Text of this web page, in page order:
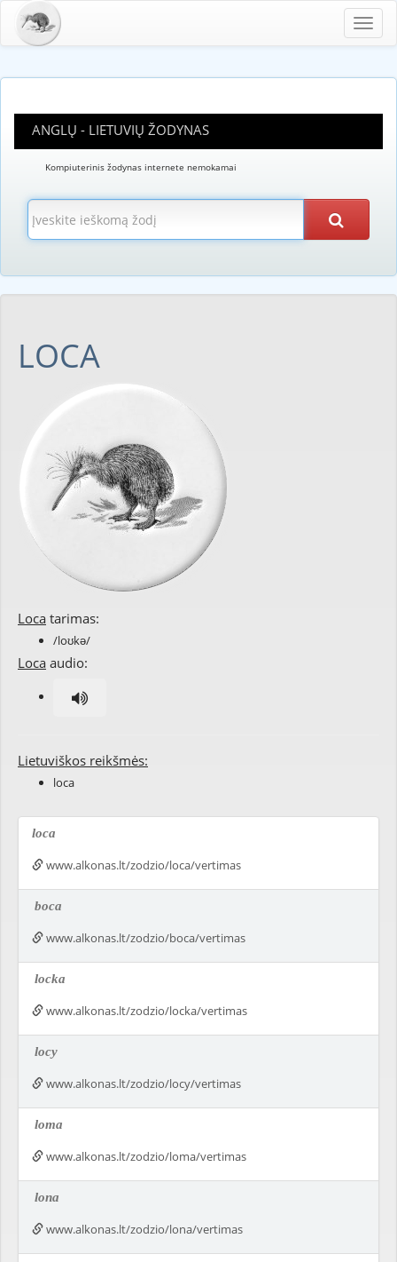
ANGLŲ - LIETUVIŲ ŽODYNAS
Kompiuterinis žodynas internete nemokamai
LOCA
Loca tarimas:
/loʊkə/
Loca audio:
Lietuviškos reikšmės:
loca
loca
www.alkonas.lt/zodzio/loca/vertimas
boca
www.alkonas.lt/zodzio/boca/vertimas
locka
www.alkonas.lt/zodzio/locka/vertimas
locy
www.alkonas.lt/zodzio/locy/vertimas
loma
www.alkonas.lt/zodzio/loma/vertimas
lona
www.alkonas.lt/zodzio/lona/vertimas